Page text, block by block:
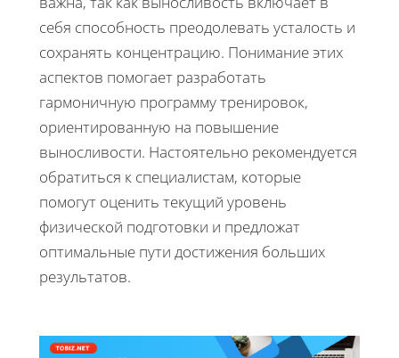
себя способность преодолевать усталость и
сохранять концентрацию. Понимание этих
аспектов помогает разработать
гармоничную программу тренировок,
ориентированную на повышение
выносливости. Настоятельно рекомендуется
обратиться к специалистам, которые
помогут оценить текущий уровень
физической подготовки и предложат
оптимальные пути достижения больших
результатов.